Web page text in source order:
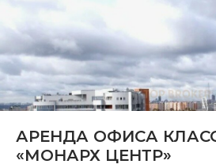
Ремонт
Ремонт
Район
Район
АРЕНДА ОФИСА
«МОНАРХ ЦЕНТР»